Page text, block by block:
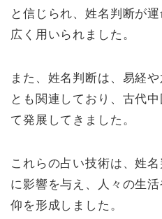
と信じられ、姓名判断が
広く用いられました。
また、姓名判断は、易経
とも関連しており、古代
て発展してきました。
これらの占い技術は、姓
に影響を与え、人々の生
仰を形成しました。